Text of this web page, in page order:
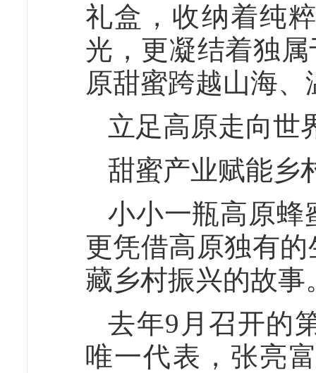
礼盒，收纳着纯
光，更凝结着独
原甜蜜跨越山海、
立足高原走向
甜蜜产业赋能乡
小小一瓶高原蜂
更凭借高原独有
藏乡村振兴的故事
去年9月召开的
唯一代表，张亮